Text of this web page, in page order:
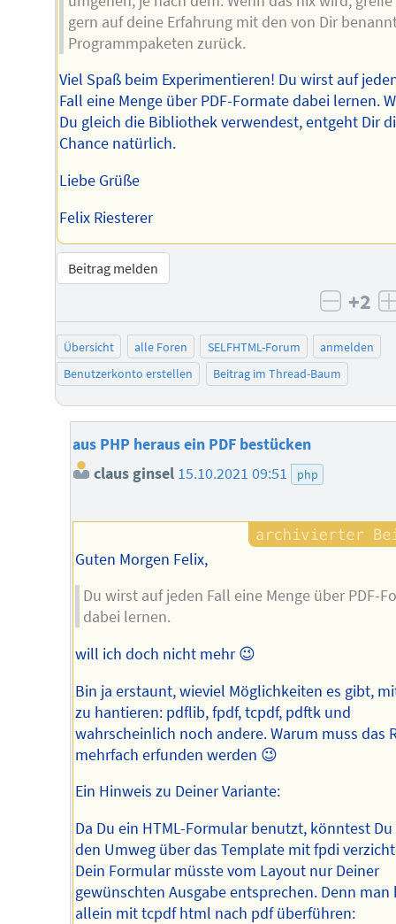
gern auf deine Erfahrung mit den von Dir
Programmpaketen zurück.
Viel Spaß beim Experimentieren! Du wirst auf
Fall eine Menge über PDF-Formate dabei lernen.
Du gleich die Bibliothek verwendest, entgeht Dir
Chance natürlich.
Liebe Grüße
Felix Riesterer
Beitrag melden
+2
Übersicht alle Foren SELFHTML-Forum
anmelden
Benutzerkonto erstellen
Beitrag im Thread-Baum
aus PHP heraus ein PDF bestücken
claus ginsel 15.10.2021 09:51 php
Guten Morgen Felix,
Du wirst auf jeden Fall eine Menge über PDF-
dabei lernen.
will ich doch nicht mehr 😉
Bin ja erstaunt, wieviel Möglichkeiten es gibt,
zu hantieren: pdflib, fpdf, tcpdf, pdftk und
wahrscheinlich noch andere. Warum muss das
mehrfach erfunden werden 😉
Ein Hinweis zu Deiner Variante:
Da Du ein HTML-Formular benutzt, könntest Du
den Umweg über das Template mit fpdi
Dein Formular müsste vom Layout nur Deiner
gewünschten Ausgabe entsprechen. Denn man
allein mit tcpdf html nach pdf überführen: